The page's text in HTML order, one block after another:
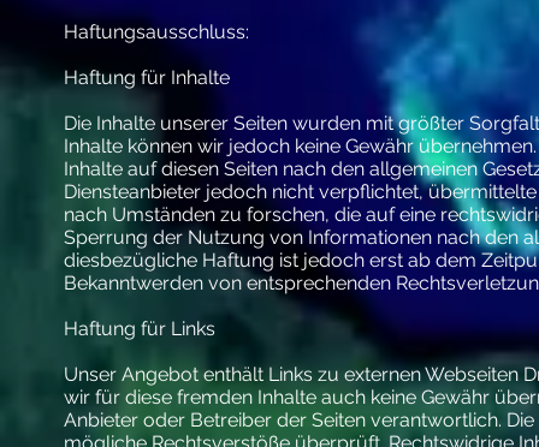
Haftungsausschluss:
Haftung für Inhalte
Die Inhalte unserer Seiten wurden mit größter
Inhalte können wir jedoch keine Gewähr
Inhalte auf diesen Seiten nach den allgemeinen
Diensteanbieter jedoch nicht verpflichtet,
nach Umständen zu forschen, die auf eine
Sperrung der Nutzung von Informationen nach den
diesbezügliche Haftung ist jedoch erst ab dem
Bekanntwerden von entsprechenden
Haftung für Links
Unser Angebot enthält Links zu externen Webseiten
wir für diese fremden Inhalte auch keine Gewähr
Anbieter oder Betreiber der Seiten verantwortlich.